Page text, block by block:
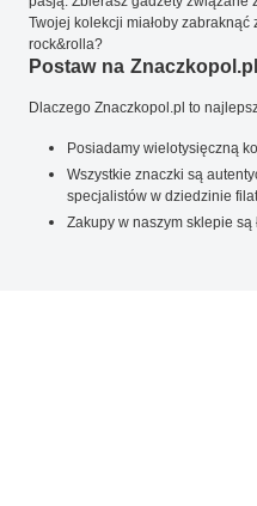
Twojej kolekcji miałoby
rock&rolla?
Postaw na Znaczkopol.pl
Dlaczego Znaczkopol.pl to
Posiadamy wielotysięczną
Wszystkie znaczki są
specjalistów w dziedzinie
Zakupy w naszym sklepie są